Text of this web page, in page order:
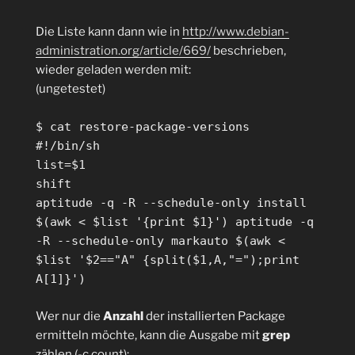
Die Liste kann dann wie in http://www.debian-
administration.org/article/669/ beschrieben,
wieder geladen werden mit:
(ungetestet)
$ cat restore-package-versions
#!/bin/sh
list=$1
shift
aptitude -q -R --schedule-only install
$(awk < $list '{print $1}') aptitude -q
-R --schedule-only markauto $(awk <
$list '$2=="A" {split($1,A,"=");print
A[1]}')
Wer nur die Anzahlder installierten Package
ermitteln möchte, kann die Ausgabe mitgrep